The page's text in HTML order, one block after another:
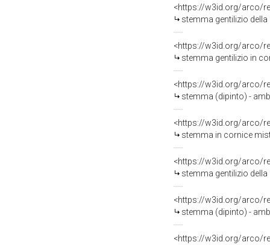
<https://w3id.org/arco/
stemma gentilizio
<https://w3id.org/arco/
stemma gentilizio in
<https://w3id.org/arco/
stemma (dipinto) -
<https://w3id.org/arco/
stemma in cornice
<https://w3id.org/arco/
stemma gentilizio
<https://w3id.org/arco/
stemma (dipinto) -
<https://w3id.org/arco/